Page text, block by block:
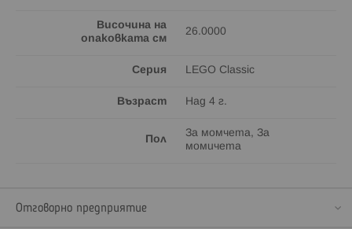
Височина на
опаковката см
26.0000
Серия LEGO Classic
Възраст Над 4 г.
Пол
За момчета, За
момичета
Отговорно предприятие